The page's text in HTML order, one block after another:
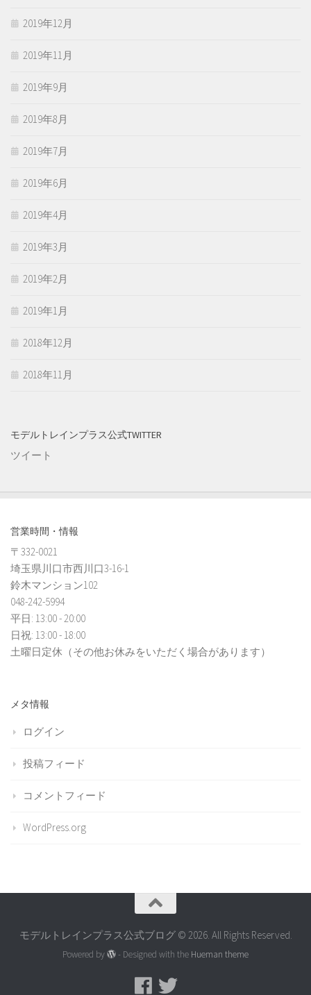
2019年12月
2019年11月
2019年9月
2019年8月
2019年7月
2019年6月
2019年4月
2019年3月
2019年2月
2019年1月
2018年12月
2018年11月
モデルトレインプラス公式TWITTER
ツイート
営業時間・情報
〒332-0021
埼玉県川口市西川口3-16-1
鈴木マンション102
048-242-5994
平日: 13:00 - 20:00
日祝: 13:00 - 18:00
土曜日定休（その他お休みをいただく場合があります）
メタ情報
ログイン
投稿フィード
コメントフィード
WordPress.org
モデルトレインプラス公式ブログ © 2026. All Rights Reserved.
Powered by - Designed with the Hueman theme